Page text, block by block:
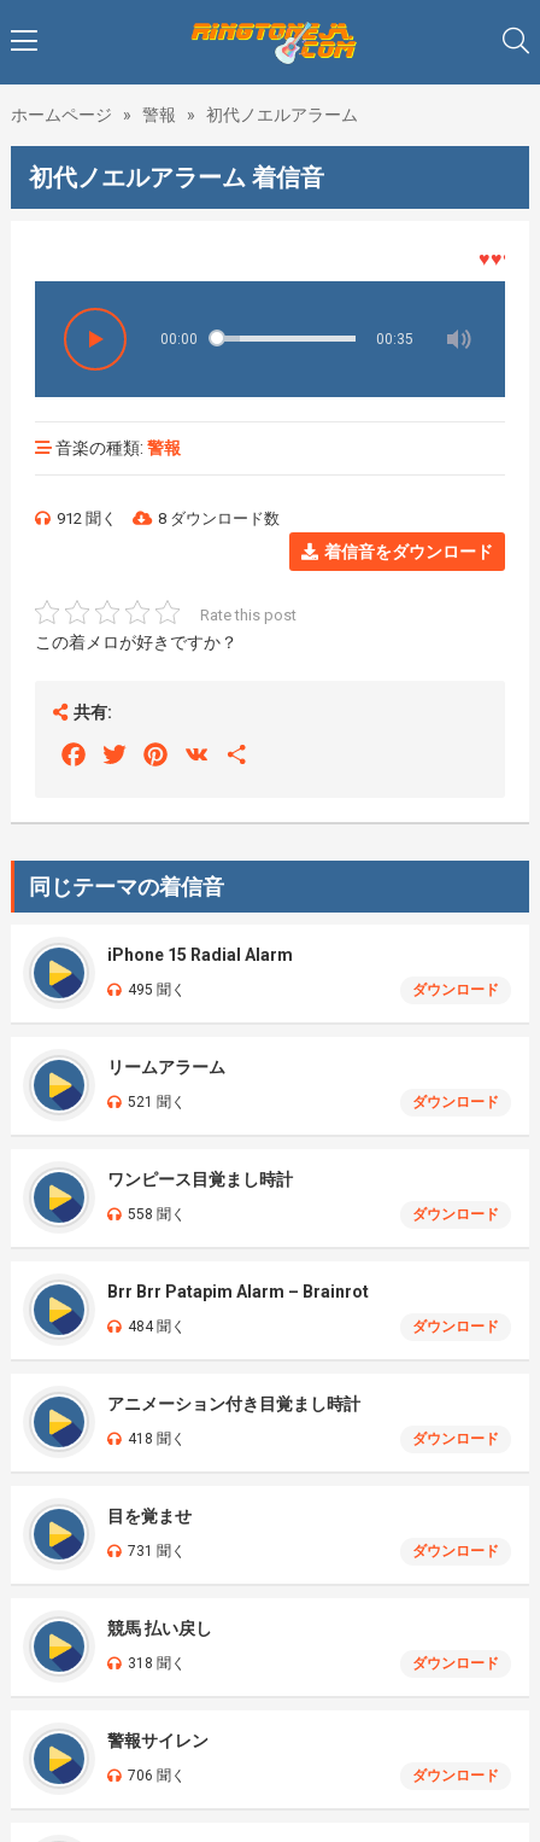
ホームページ » 警報 » 初代ノエルアラーム
初代ノエルアラーム 着信音
♥♥♥着メ
00:00 00:35
音楽の種類: 警報
912 聞く 8 ダウンロード数
着信音をダウンロード
Rate this post
この着メロが好きですか？
共有:
FacebookTwitterPinterest
VK
同じテーマの着信音
iPhone 15 Radial Alarm
495 聞く ダウンロード
リームアラーム
521 聞く ダウンロード
ワンピース目覚まし時計
558 聞く ダウンロード
Brr Brr Patapim Alarm – Brainrot
484 聞く ダウンロード
アニメーション付き目覚まし時計
418 聞く ダウンロード
目を覚ませ
731 聞く ダウンロード
競馬 払い戻し
318 聞く ダウンロード
警報サイレン
706 聞く ダウンロード